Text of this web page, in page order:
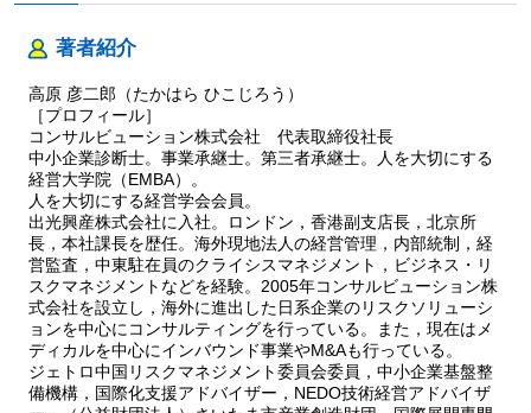
著者紹介
高原 彦二郎（たかはら ひこじろう）
［プロフィール］
コンサルビューション株式会社 代表取締役社長
中小企業診断士。事業承継士。第三者承継士。人を大切にする
経営大学院（EMBA）。
人を大切にする経営学会会員。
出光興産株式会社に入社。ロンドン，香港副支店長，北京所
長，本社課長を歴任。海外現地法人の経営管理，内部統制，経
営監査，中東駐在員のクライシスマネジメント，ビジネス・リ
スクマネジメントなどを経験。2005年コンサルビューション株
式会社を設立し，海外に進出した日系企業のリスクソリューシ
ョンを中心にコンサルティングを行っている。また，現在はメ
ディカルを中心にインバウンド事業やM&Aも行っている。
ジェトロ中国リスクマネジメント委員会委員，中小企業基盤整
備機構，国際化支援アドバイザー，NEDO技術経営アドバイザ